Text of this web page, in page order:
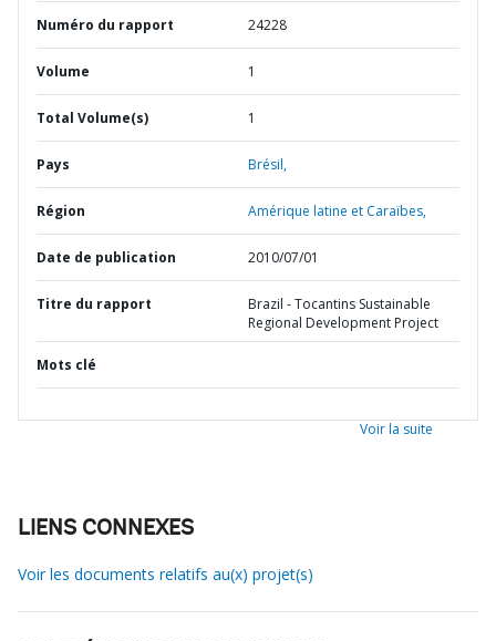
Numéro du rapport 24228
Volume 1
Total Volume(s) 1
Pays Brésil,
Région Amérique latine et Caraïbes,
Date de publication 2010/07/01
Titre du rapport
Brazil - Tocantins Sustainable
Regional Development Project
Mots clé
Voir la suite
LIENS CONNEXES
Voir les documents relatifs au(x) projet(s)